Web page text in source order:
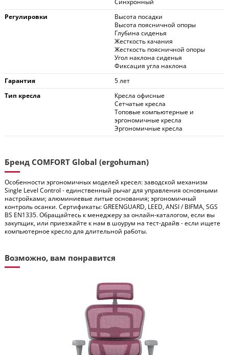
Синхронный
Регулировки
Высота посадки
Высота поясничной опоры
Глубина сиденья
Жесткость качания
Жесткость поясничной опоры
Угол наклона сиденья
Фиксация угла наклона
Гарантия
5 лет
Тип кресла
Кресла офисные
Сетчатые кресла
Топовые компьютерные и
эргономичные кресла
Эргономичные кресла
Бренд COMFORT Global (ergohuman)
Особенности эргономичных моделей кресел: заводской механизм
Single Level Control - единственный рычаг для управления основными
настройками; алюминиевые литые основания; эргономичный
контроль осанки. Сертификаты: GREENGUARD, LEED, ANSI / BIFMA, SGS
BS EN1335. Обращайтесь к менеджеру за онлайн-каталогом, если вы
закупщик, или приезжайте к нам в шоурум на тест-драйв - если ищете
компьютерное кресло для длительной работы.
Возможно, вам понравится